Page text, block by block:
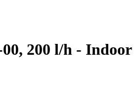
200 l/h - Indoor